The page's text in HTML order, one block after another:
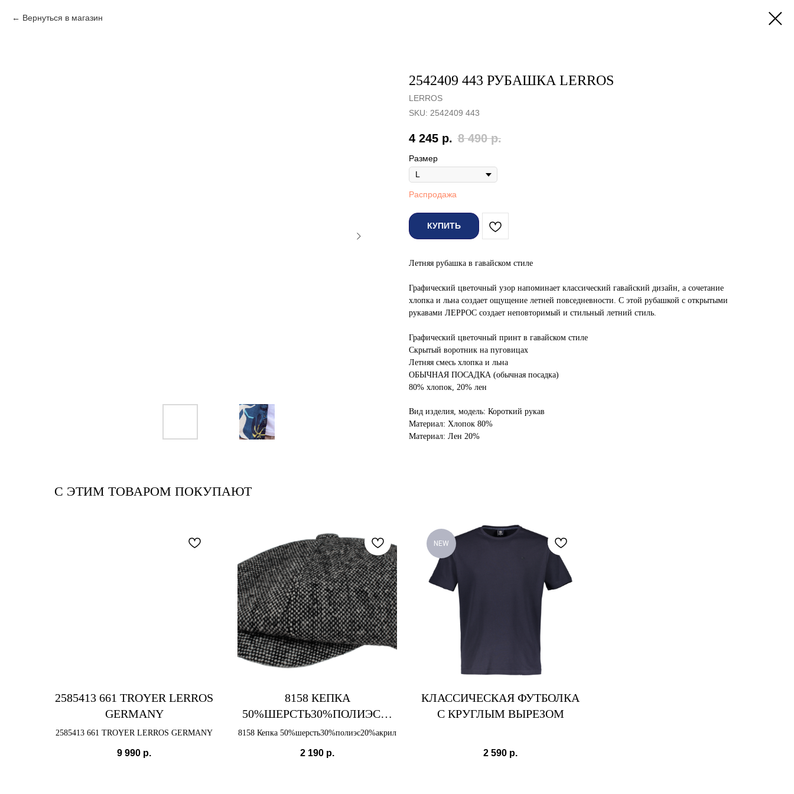
Вернуться в магазин
2542409 443 РУБАШКА LERROS
LERROS
SKU: 2542409 443
4 245 р. 8 490 р.
Размер
Распродажа
КУПИТЬ
Летняя рубашка в гавайском стиле
Графический цветочный узор напоминает классический гавайский дизайн, а сочетание
хлопка и льна создает ощущение летней повседневности. С этой рубашкой с открытыми
рукавами ЛЕРРОС создает неповторимый и стильный летний стиль.
Графический цветочный принт в гавайском стиле
Скрытый воротник на пуговицах
Летняя смесь хлопка и льна
ОБЫЧНАЯ ПОСАДКА (обычная посадка)
80% хлопок, 20% лен
Вид изделия, модель: Короткий рукав
Материал: Хлопок 80%
Материал: Лен 20%
С ЭТИМ ТОВАРОМ ПОКУПАЮТ
2585413 661 TROYER LERROS
GERMANY
2585413 661 TROYER LERROS GERMANY
9 990 р.
8158 КЕПКА
50%ШЕРСТЬ30%ПОЛИЭС20
%АКРИЛ
8158 Кепка 50%шерсть30%полиэс20%акрил
2 190 р.
NEW
КЛАССИЧЕСКАЯ ФУТБОЛКА
С КРУГЛЫМ ВЫРЕЗОМ
2 590 р.